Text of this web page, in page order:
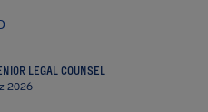
LEGAL COUNSEL
2026